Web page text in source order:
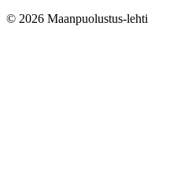
© 2026 Maanpuolustus-lehti